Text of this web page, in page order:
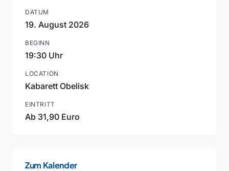
DATUM
19. August 2026
BEGINN
19:30 Uhr
LOCATION
Kabarett Obelisk
EINTRITT
Ab 31,90 Euro
Zum Kalender